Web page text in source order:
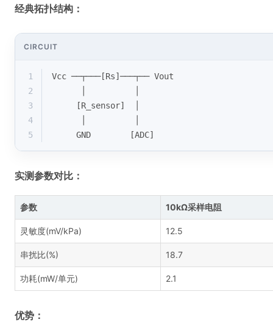
经典拓扑结构：
CIRCUIT
1
Vcc ──┬───[Rs]───┬── Vout
2
3
     [R_sensor]  │
4
5
     GND        [ADC]
实测参数对比：
参数 10kΩ采样电阻
灵敏度(mV/kPa) 12.5
串扰比(%) 18.7
功耗(mW/单元) 2.1
优势：